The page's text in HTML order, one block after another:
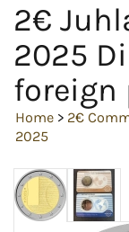
2€
2025
foreign
Home > 2€
2025